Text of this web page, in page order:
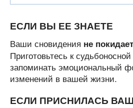
ЕСЛИ ВЫ ЕЕ ЗНАЕТЕ
Ваши сновидения не
Приготовьтесь к
запоминать эмоциональный
изменений в вашей жизни.
ЕСЛИ ПРИСНИЛАСЬ